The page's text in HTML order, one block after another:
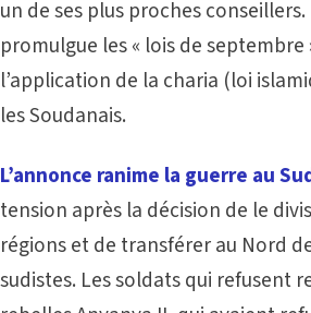
un de ses plus proches conseillers.
promulgue les « lois de
l’application de la charia (loi
les Soudanais.
L’annonce ranime la guerre au
tension après la décision de le
régions et de transférer au Nord
sudistes. Les soldats qui refusent